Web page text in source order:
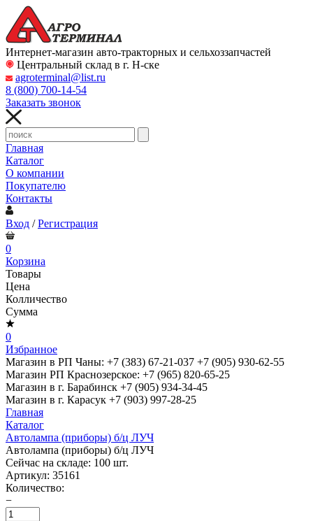
Интернет-магазин авто-тракторных и сельхоззапчастей
Центральный склад в г. Н-ске
agroterminal@list.ru
8 (800) 700-14-54
Заказать звонок
Главная
Каталог
О компании
Покупателю
Контакты
Вход /Регистрация
0
Корзина
Товары
Цена
Колличество
Сумма
0
Избранное
Магазин в РП Чаны: +7 (383) 67-21-037 +7 (905) 930-62-55
Магазин РП Краснозерское: +7 (965) 820-65-25
Магазин в г. Барабинск +7 (905) 934-34-45
Магазин в г. Карасук +7 (903) 997-28-25
Главная
Каталог
Автолампа (приборы) б/ц ЛУЧ
Автолампа (приборы) б/ц ЛУЧ
Сейчас на складе: 100 шт.
Артикул: 35161
Количество:
−